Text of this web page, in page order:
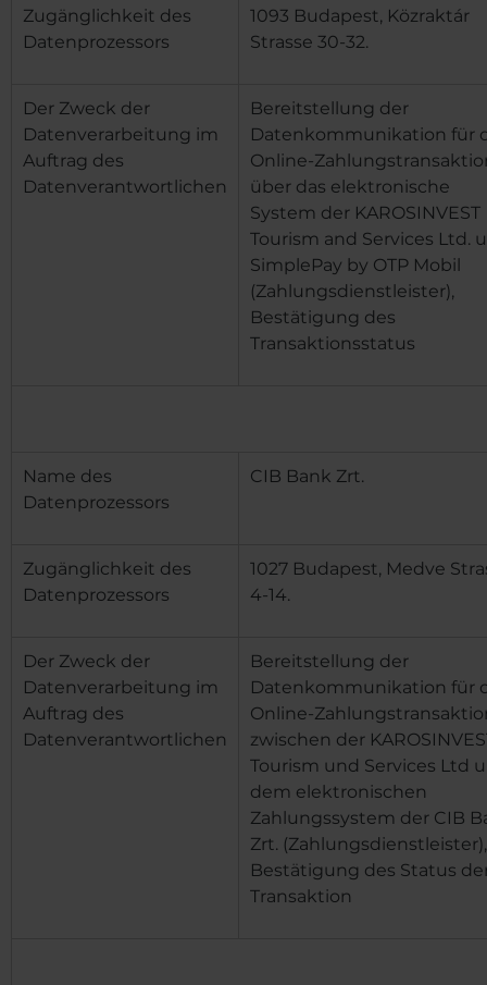
Zugänglichkeit des
Datenprozessors
1093 Budapest, Közraktár
Strasse 30-32.
Der Zweck der
Datenverarbeitung im
Auftrag des
Datenverantwortlichen
Bereitstellung der
Datenkommunikation für
Online-
über das elektronische
System der KAROSINVEST
Tourism and Services Ltd.
SimplePay by OTP Mobil
(Zahlungsdienstleister),
Bestätigung des
Transaktionsstatus
Name des
Datenprozessors
CIB Bank Zrt.
Zugänglichkeit des
Datenprozessors
1027 Budapest, Medve
4-14.
Der Zweck der
Datenverarbeitung im
Auftrag des
Datenverantwortlichen
Bereitstellung der
Datenkommunikation für
Online-
zwischen der
Tourism und Services Ltd
dem elektronischen
Zahlungssystem der CIB
Zrt. (Zahlungsdienstleister),
Bestätigung des Status
Transaktion